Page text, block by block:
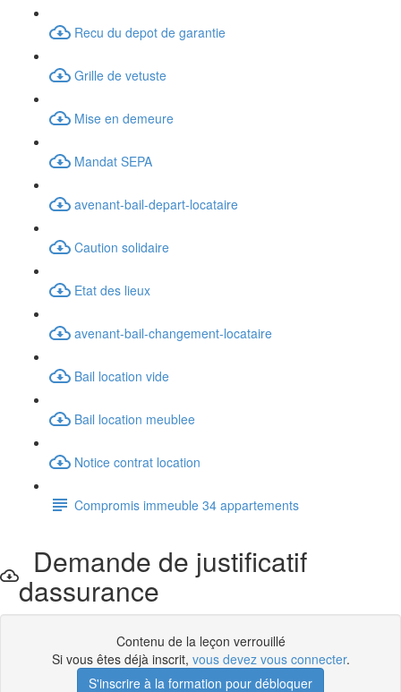
Recu du depot de garantie
Grille de vetuste
Mise en demeure
Mandat SEPA
avenant-bail-depart-locataire
Caution solidaire
Etat des lieux
avenant-bail-changement-locataire
Bail location vide
Bail location meublee
Notice contrat location
Compromis immeuble 34 appartements
Demande de justificatif
dassurance
Contenu de la leçon verrouillé
Si vous êtes déjà inscrit, vous devez vous connecter.
S'inscrire à la formation pour débloquer